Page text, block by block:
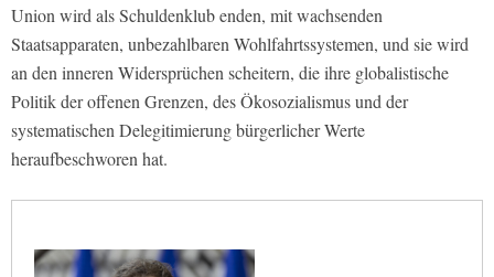
Union wird als Schuldenklub enden, mit wachsenden
Staatsapparaten, unbezahlbaren Wohlfahrtssystemen, und sie wird
an den inneren Widersprüchen scheitern, die ihre globalistische
Politik der offenen Grenzen, des Ökosozialismus und der
systematischen Delegitimierung bürgerlicher Werte
heraufbeschworen hat.